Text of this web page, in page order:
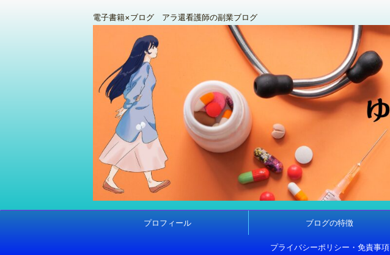
電子書籍×ブログ アラ還看護師の副業ブログ
プロフィール ブログの特徴
プライバシーポリシー・免責事項